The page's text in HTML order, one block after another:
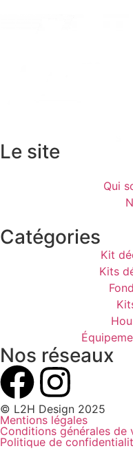
Le site
Qui
Catégories
Kit
Kits
Nos réseaux
© L2H Design 2025
Mentions légales
Conditions générales de
Politique de